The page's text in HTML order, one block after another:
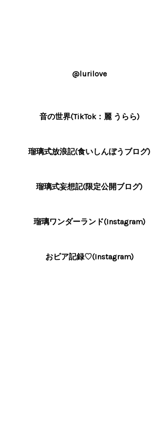
@lurilove
音の世界(TikTok：麗 うらら)
瑠璃式放浪記(食いしんぼうブログ)
瑠璃式妄想記(限定公開ブログ)
瑠璃ワンダーランド(Instagram)
おビア記録♡(Instagram)